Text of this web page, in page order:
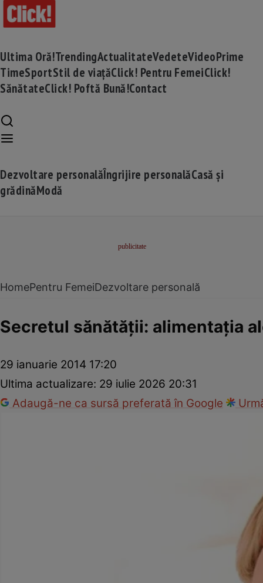
Ultima Oră!TrendingActualitateVedeteVideoPrime
TimeSportStil de viațăClick! Pentru FemeiClick!
SănătateClick! Poftă Bună!Contact
Dezvoltare personalăÎngrijire personalăCasă și
grădinăModă
HomePentru FemeiDezvoltare personală
Secretul sănătăţii: alimentaţia
29 ianuarie 2014 17:20
Ultima actualizare: 29 iulie 2026 20:31
Adaugă-ne ca sursă preferată în Google